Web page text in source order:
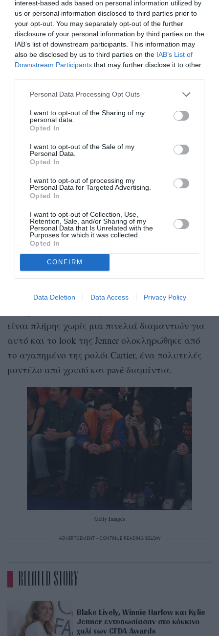
interest-based ads based on personal information utilized by
us or personal information disclosed to third parties prior to
your opt-out. You may separately opt-out of the further
disclosure of your personal information by third parties on the
IAB’s list of downstream participants. This information may
also be disclosed by us to third parties on the IAB’s List of
Downstream Participants that may further disclose it to other
Personal Data Processing Opt Outs
I want to opt-out of the Sharing of my
personal data.
Opted In
I want to opt-out of the Sale of my
Personal Data.
Opted In
I want to opt-out of processing my
Personal Data for Targeted Advertising.
Opted In
I want to opt-out of Collection, Use,
Retention, Sale, and/or Sharing of my
Personal Data that Is Unrelated with the
Purposes for which it was collected.
Opted In
CONFIRM
Data Deletion Data Access Privacy Policy
πολυτέλεια και θηλυκότητα.
είναι πλήρης χωρίς μια πινελιά διαμαντιών για
αυτό και το look της Jenner ολοκληρώθηκε από
το αγαπημένο της ρολόι Cartier, ένα πολυτελές
μοντέλο από χρυσό και pavé διαμάντια.
Getty Images
ADVERTISEMENT - CONTINUE READING BELOW
RELATED STORY
Blake Lively, Winnie Harlow και Kylie
Jenner εντυπωσίασαν στο κόκκινο
χαλί των CFDA Awards